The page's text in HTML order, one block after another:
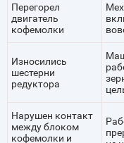
Перегорел
двигатель
кофемолки
Износились
шестерни
редуктора
Нарушен контакт
между блоком
кофемолки и